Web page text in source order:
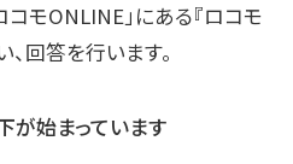
モONLINE」にある『ロコモ
、回答を行います。
が始まっています